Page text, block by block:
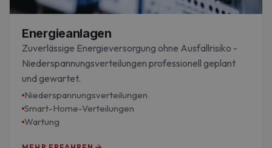
Energieanlagen
Zuverlässige Energieversorgung ohne Ausfallrisiko -
Niederspannungsverteilungen professionell geplant
und gewartet.
Niederspannungsverteilungen
Smart-Home-Verteilungen
Wartung